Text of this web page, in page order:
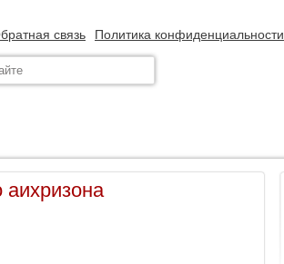
связь Политика конфиденциальности